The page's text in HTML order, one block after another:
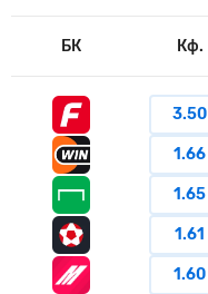
БК Кф.
3.50
1.66
1.65
1.61
1.60